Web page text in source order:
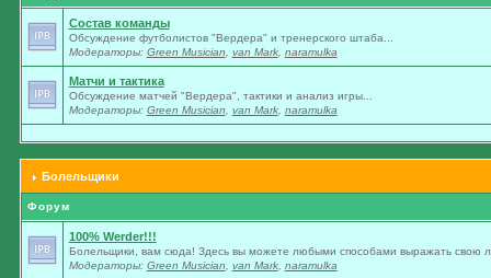
Состав команды
Обсуждение футболистов "Вердера" и тренерского штаба...
Модераторы: Green Musician van Mark, naramulka
Матчи и тактика
Обсуждение матчей "Вердера", тактики и анализ игры...
Модераторы: Green Musician van Mark, naramulka
Болельщики
Форум
100% Werder!!!
Болельщики, вам сюда! Здесь вы можете любыми способами выражать свою
Модераторы: Green Musician van Mark, naramulka